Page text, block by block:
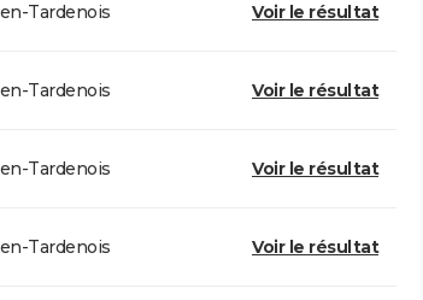
Tardenois Voir le résultat
Tardenois Voir le résultat
Tardenois Voir le résultat
Tardenois Voir le résultat